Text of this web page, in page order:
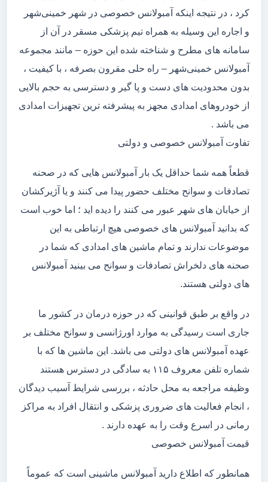
کرد ، در نتیجه اینکه آمبولانس خصوصی در شهر خمینی‌شهر
و اجاره این وسیله به همراه تیم پزشکی مسقر در آن از
سامانه های مطرح و شناخته شده این حوزه – مانند مجموعه
آمبولانس خمینی‌شهر – راه حلی مقرون بصرفه ، با کیفیت ،
بدون محدودیت های دست و پا گیر و دسترسی به حجم بالایی
از خودروهای امدادی مجهز به پیشرفته ترین تجهیزات امدادی
می باشد .
تفاوت آمبولانس خصوصی و دولتی
قطعاً همه شما حداقل یک بار آمبولانس هایی که در صحنه
تصادفات و سوانح مختلف حضور پیدا می کنند و یا آژیرکشان
از خیابان های شهر عبور می کنند را دیده اید ؛ اما خوب است
که بدانید آمبولانس های خصوصی هیچ ارتباطی به این
موضوعات ندارند و تمام ماشین های امدادی که شما در
صحنه های دلخراش تصادفات و سوانح می بینید آمبولانس
های دولتی هستند.
در واقع بر طبق قوانینی که در حوزه درمان در کشور ما
جاری است رسیدگی به موارد اورژانسی و سوانح مختلف بر
عهده آمبولانس های دولتی می باشد. این ماشین ها که با
شماره تلفن معروف ۱۱۵ به سادگی در دسترس هستند
وظیفه مراجعه به محل حادثه ، بررسی شرایط آسیب دیدگان
، انجام فعالیت های ضروری پزشکی و انتقال افراد به مراکز
رمانی در اسرع وقت را به عهده دارند .
قیمت آمبولانس خصوصی
همانطور که اطلاع دارید آمبولانس ماشینی است که عموماً